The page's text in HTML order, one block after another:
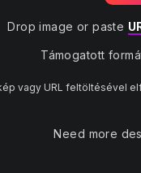
Drop image or paste
Támogatott
vagy URL feltöltésével
Need more